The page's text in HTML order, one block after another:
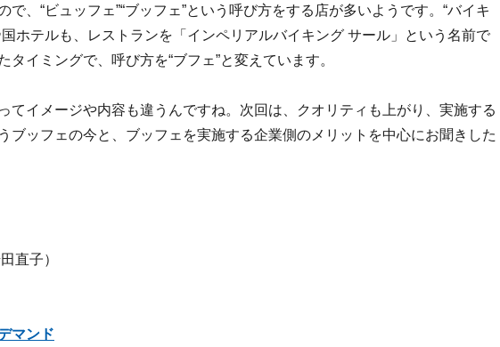
で、“ビュッフェ”“ブッフェ”という呼び方をする店が多いようです。“バイキ
ホテルも、レストランを「インペリアルバイキング サール」という名前で
タイミングで、呼び方を“ブフェ”と変えています。
てイメージや内容も違うんですね。次回は、クオリティも上がり、実施する
ブッフェの今と、ブッフェを実施する企業側のメリットを中心にお聞きした
直子）
マンド